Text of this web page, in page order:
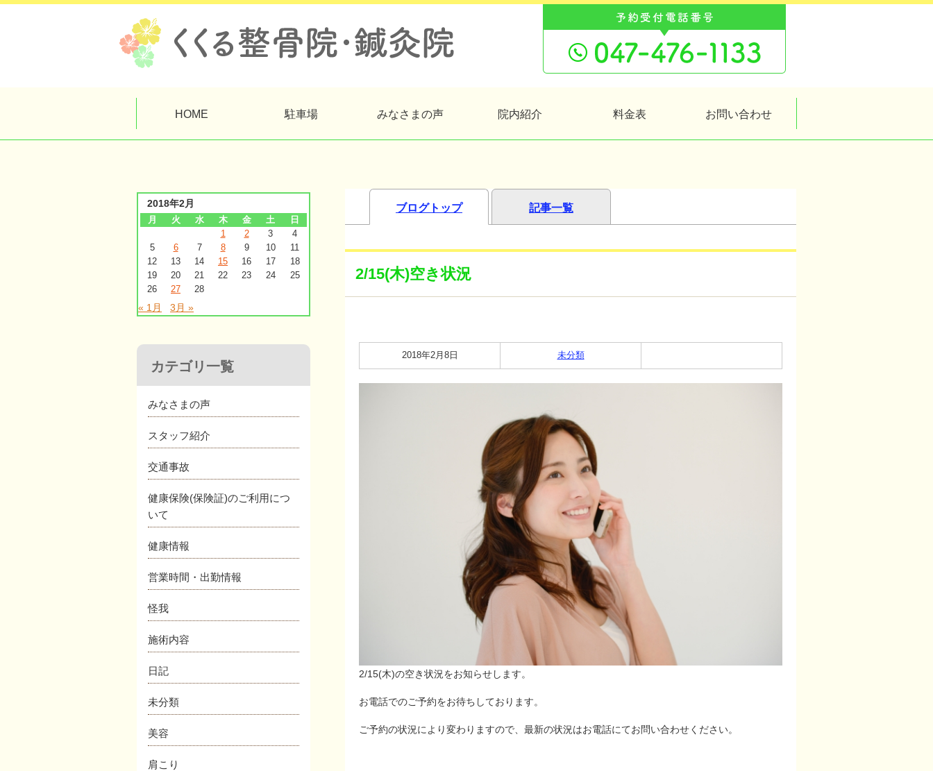
HOME 駐車場 みなさまの声 院内紹介 料金表 お問い合わせ
ブログトップ 記事一覧
2/15(木)空き状況
2018年2月8日 未分類
2/15(木)の空き状況をお知らせします。
お電話でのご予約をお待ちしております。
ご予約の状況により変わりますので、最新の状況はお電話にてお問い合わせください。
2018年2月
月 火 水 木 金 土
日
1
2 3
4
5
6 7 8 9 10
11
12
13 14 15 16 17
18
19
20 21 22 23 24
25
26
27 28
« 1月 3月 »
カテゴリ一覧
みなさまの声
スタッフ紹介
交通事故
健康保険(保険証)のご利用につ
いて
健康情報
営業時間・出勤情報
怪我
施術内容
日記
未分類
美容
肩こり